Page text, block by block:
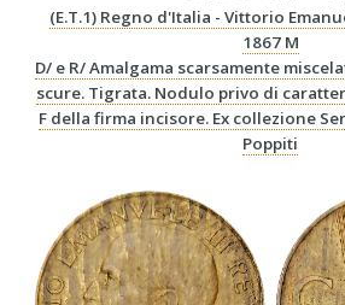
(E.T.1) Regno d'Italia - Vittorio
1867 M
D/ e R/ Amalgama scarsamente
scure. Tigrata. Nodulo privo di
F della firma incisore. Ex collezione
Poppiti